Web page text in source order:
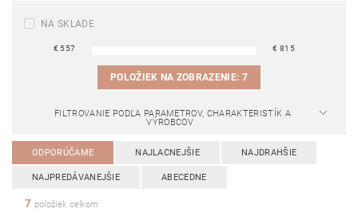
NA SKLADE
€ 557 € 815
POLOŽIEK NA ZOBRAZENIE: 7
FILTROVANIE PODĽA PARAMETROV, CHARAKTERISTÍK A
VÝROBCOV
ODPORÚČAME NAJLACNEJŠIE NAJDRAHŠIE
NAJPREDÁVANEJŠIE ABECEDNE
7 položiek celkom